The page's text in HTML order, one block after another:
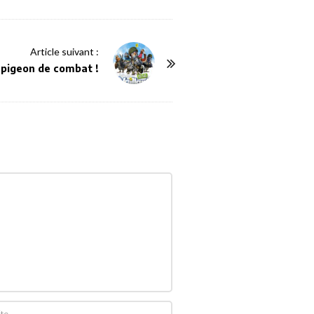
Article suivant :
de combat !